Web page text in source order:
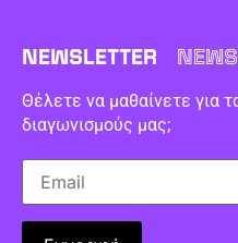
NEWSLETTER
Θέλετε να μαθαίνετε για
διαγωνισμούς μας;